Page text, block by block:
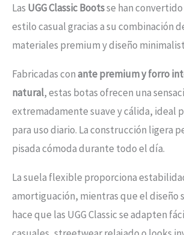
Las UGGClassic Bootsse han
estilo casual gracias a su combinación
materiales premium y diseño
Fabricadas conante premium y forro
natural, estas botas ofrecen una
extremadamente suave y cálida, ideal
para uso diario. La construcción ligera
pisada cómoda durante todo el día.
La suela flexible proporciona
amortiguación, mientras que el diseño
hace que las UGG Classic se adapten